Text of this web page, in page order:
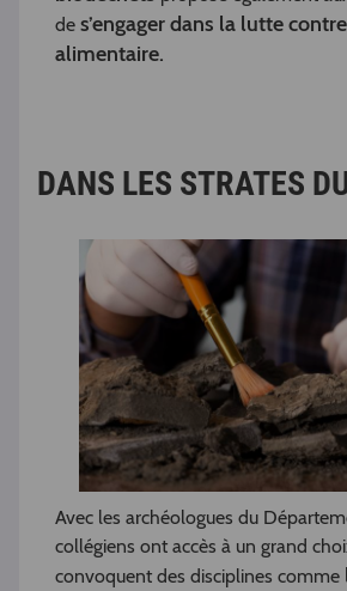
de s’engager dans la lutte
alimentaire.
DANS LES STRATES
Avec les archéologues du
collégiens ont accès à un grand
convoquent des disciplines comme